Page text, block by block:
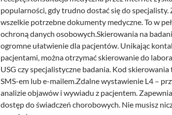
popularności, gdy trudno dostać się do specjalisty.
wszelkie potrzebne dokumenty medyczne. To w
ochroną danych osobowych.Skierowania na
ogromne ułatwienie dla pacjentów. Unikając
pacjentami, można otrzymać skierowanie do
USG czy specjalistyczne badania. Kod
SMS-em lub e-mailem.Zdalne wystawienie L4 –
analizie objawów i wywiadu z pacjentem.
dostęp do świadczeń chorobowych. Nie musisz